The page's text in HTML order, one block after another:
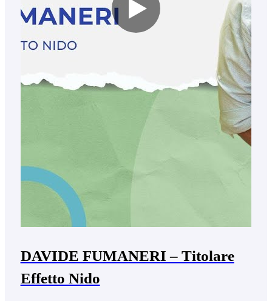
DAVIDE FUMANERI – Titolare
Effetto Nido